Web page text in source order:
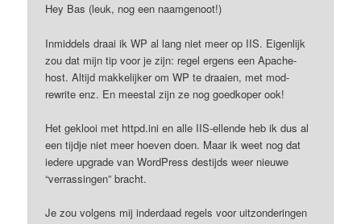
Hey Bas (leuk, nog een naamgenoot!)
Inmiddels draai ik WP al lang niet meer op IIS. Eigenlijk
zou dat mijn tip voor je zijn: regel ergens een Apache-
host. Altijd makkelijker om WP te draaien, met mod-
rewrite enz. En meestal zijn ze nog goedkoper ook!
Het geklooi met httpd.ini en alle IIS-ellende heb ik dus al
een tijdje niet meer hoeven doen. Maar ik weet nog dat
iedere upgrade van WordPress destijds weer nieuwe
“verrassingen” bracht.
Je zou volgens mij inderdaad regels voor uitzonderingen